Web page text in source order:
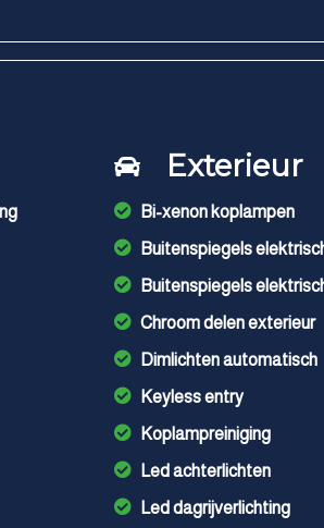
Exterieur
Bi-xenon koplampen
Buitenspiegels
Buitenspiegels
Chroom delen exterieur
Dimlichten automatisch
Keyless entry
Koplampreiniging
Led achterlichten
Led dagrijverlichting